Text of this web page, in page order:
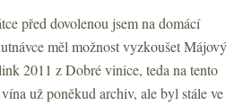
před dovolenou jsem na domácí
měl možnost vyzkoušet Májový
2011 z Dobré vinice, teda na tento
už poněkud archiv, ale byl stále ve